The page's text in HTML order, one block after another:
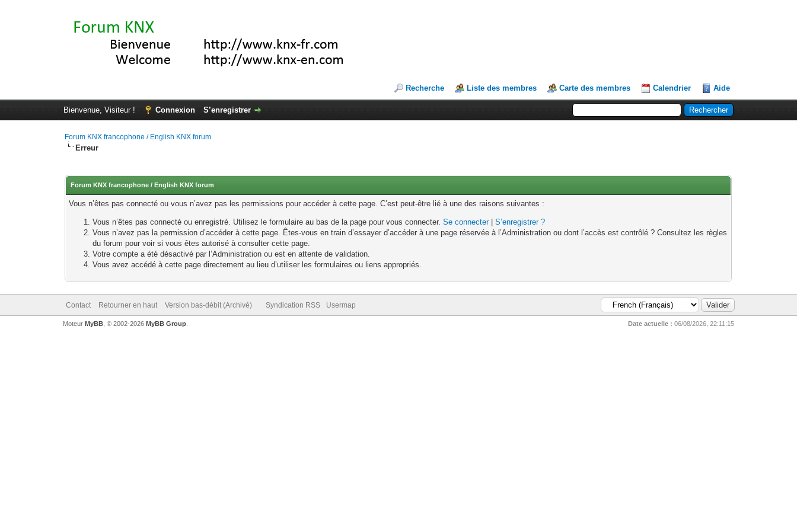
Recherche Liste des membres Carte des membres Calendrier Aide
Bienvenue, Visiteur ! Connexion S’enregistrer
Forum KNX francophone / English KNX forum
Erreur
Forum KNX francophone / English KNX forum
Vous n’êtes pas connecté ou vous n’avez pas les permissions pour accéder à cette page. C’est peut-être lié à une des raisons suivantes :
Vous n’êtes pas connecté ou enregistré. Utilisez le formulaire au bas de la page pour vous connecter.Se connecter|S’enregistrer ?
Vous n’avez pas la permission d’accéder à cette page. Êtes-vous en train d’essayer d’accéder à une page réservée à l’Administration ou dont l’accès est contrôlé ? Consultez les règles
du forum pour voir si vous êtes autorisé à consulter cette page.
Votre compte a été désactivé par l’Administration ou est en attente de validation.
Vous avez accédé à cette page directement au lieu d’utiliser les formulaires ou liens appropriés.
Contact Retourner en haut Version bas-débit (Archivé) Syndication RSS Usermap
Date actuelle : 06/08/2026, 22:11:15
Moteur MyBB, © 2002-2026 MyBB Group.